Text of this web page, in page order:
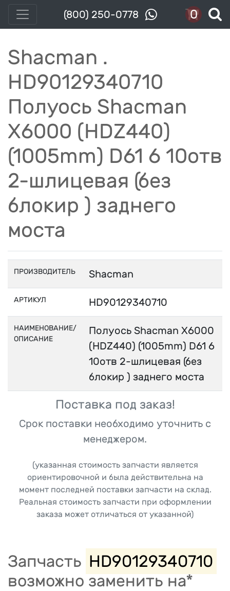
(800) 250-0778 0
Shacman .
HD90129340710
Полуось Shacman
Х6000 (HDZ440)
(1005mm) D61 6 10отв
2-шлицевая (без
блокир ) заднего
моста
ПРОИЗВОДИТЕЛЬ Shacman
АРТИКУЛ HD90129340710
НАИМЕНОВАНИЕ/
ОПИСАНИЕ
Полуось Shacman Х6000
(HDZ440) (1005mm) D61 6
10отв 2-шлицевая (без
блокир ) заднего моста
Поставка под заказ!
Срок поставки необходимо уточнить с
менеджером.
(указанная стоимость запчасти является
ориентировочной и была действительна на
момент последней поставки запчасти на склад.
Реальная стоимость запчасти при оформлении
заказа может отличаться от указанной)
Запчасть HD90129340710
возможно заменить на*